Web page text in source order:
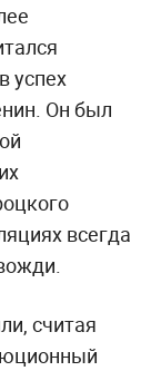
успех
Он был
всегда
считая